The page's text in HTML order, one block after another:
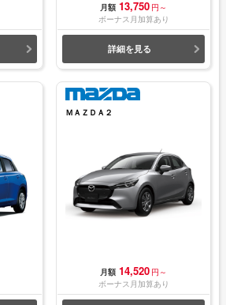
月額 13,750 円～
ボーナス月加算あり
詳細を見る
ＭＡＺＤＡ２
月額 14,520 円～
ボーナス月加算あり